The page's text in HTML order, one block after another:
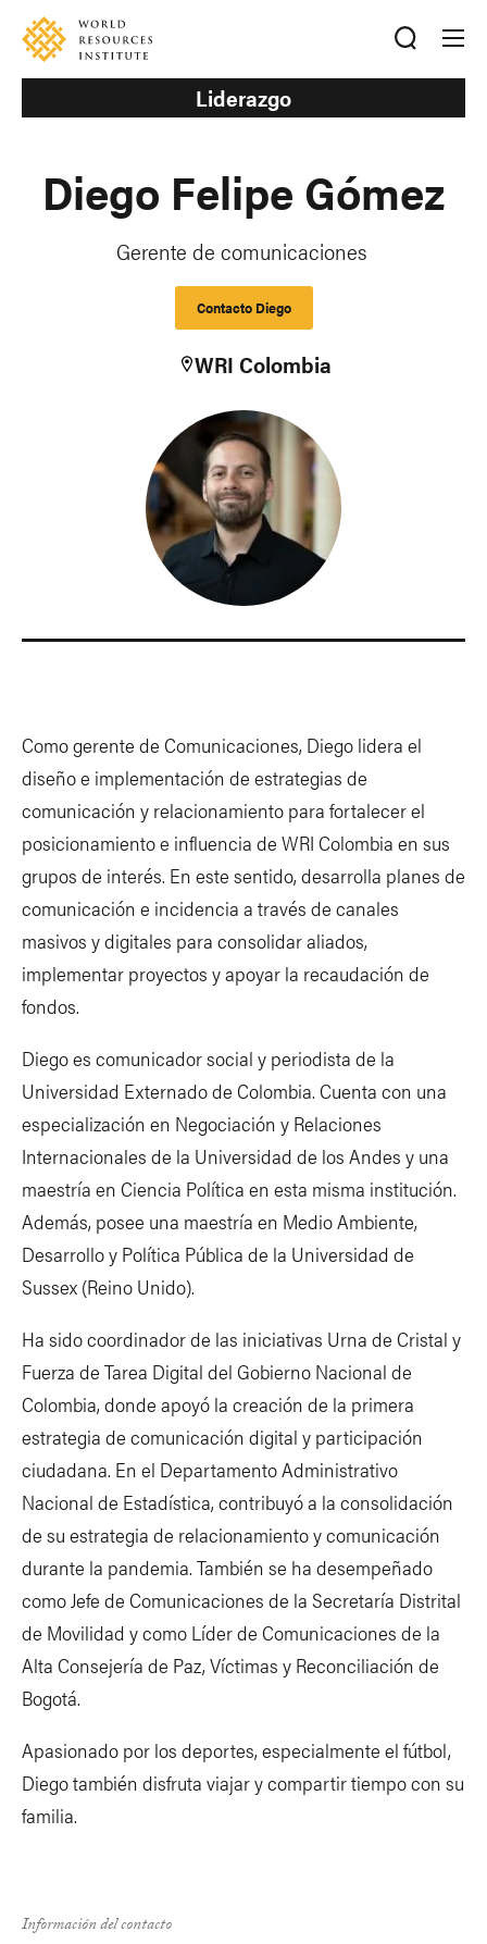
Skip
main
Accessibility
Liderazgo
Diego Felipe Gómez
Gerente de comunicaciones
Contacto Diego
WRI Colombia
Como gerente de Comunicaciones, Diego lidera el
diseño e implementación de estrategias de
comunicación y relacionamiento para fortalecer el
posicionamiento e influencia de WRI Colombia en sus
grupos de interés. En este sentido, desarrolla planes de
comunicación e incidencia a través de canales
masivos y digitales para consolidar aliados,
implementar proyectos y apoyar la recaudación de
fondos.
Diego es comunicador social y periodista de la
Universidad Externado de Colombia. Cuenta con una
especialización en Negociación y Relaciones
Internacionales de la Universidad de los Andes y una
maestría en Ciencia Política en esta misma institución.
Además, posee una maestría en Medio Ambiente,
Desarrollo y Política Pública de la Universidad de
Sussex (Reino Unido).
Ha sido coordinador de las iniciativas Urna de Cristal y
Fuerza de Tarea Digital del Gobierno Nacional de
Colombia, donde apoyó la creación de la primera
estrategia de comunicación digital y participación
ciudadana. En el Departamento Administrativo
Nacional de Estadística, contribuyó a la consolidación
de su estrategia de relacionamiento y comunicación
durante la pandemia. También se ha desempeñado
como Jefe de Comunicaciones de la Secretaría Distrital
de Movilidad y como Líder de Comunicaciones de la
Alta Consejería de Paz, Víctimas y Reconciliación de
Bogotá.
Apasionado por los deportes, especialmente el fútbol,
Diego también disfruta viajar y compartir tiempo con su
familia.
Información del contacto